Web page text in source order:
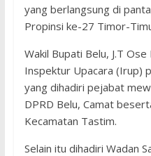
yang berlangsung di
Propinsi ke-27 Timor-
Wakil Bupati Belu, J.T
Inspektur Upacara (Irup)
yang dihadiri pejabat
DPRD Belu, Camat
Kecamatan Tastim.
Selain itu dihadiri Wadan